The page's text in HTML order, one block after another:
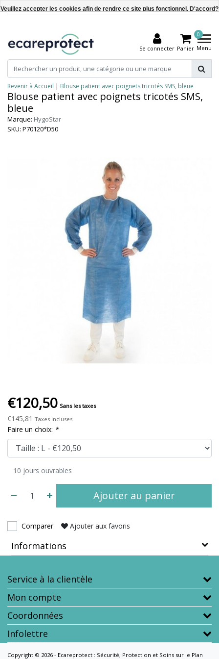
Se connecter
0
Panier Menu
Revenir à Accueil | Blouse patient avec poignets tricotés SMS, bleue
Blouse patient avec poignets tricotés SMS,
bleue
Marque: HygoStar
SKU: P70120*D50
€120,50 Sans les taxes
€145,81 Taxes incluses
Faire un choix: *
10 jours ouvrables
Ajouter au panier
Comparer Ajouter aux favoris
Informations
Service à la clientèle
Mon compte
Coordonnées
Infolettre
Copyright © 2026 - Ecareprotect : Sécurité, Protection et Soins sur le Plan
Veuillez accepter les cookies afin de rendre ce site plus fonctionnel. D'accord?